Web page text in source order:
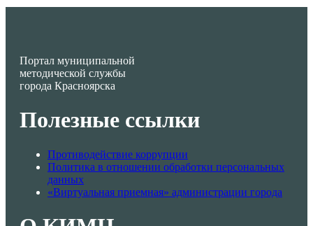
Портал муниципальной
методической службы
города Красноярска
Полезные ссылки
Противодействие коррупции
Политика в отношении обработки персональных
данных
«Виртуальная приемная» администрации города